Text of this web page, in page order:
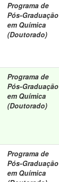
Programa de
Pós-Graduação
em Química
(Doutorado)
Programa de
Pós-Graduação
em Química
(Doutorado)
Programa de
Pós-Graduação
em Química